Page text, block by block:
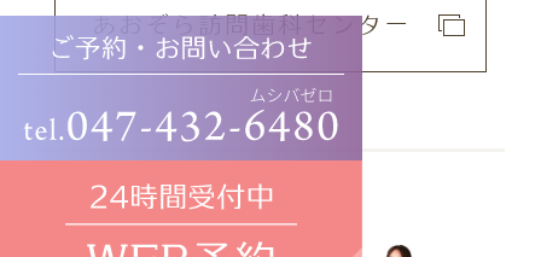
あおぞら訪問歯科センター
©nanairo-dc.com